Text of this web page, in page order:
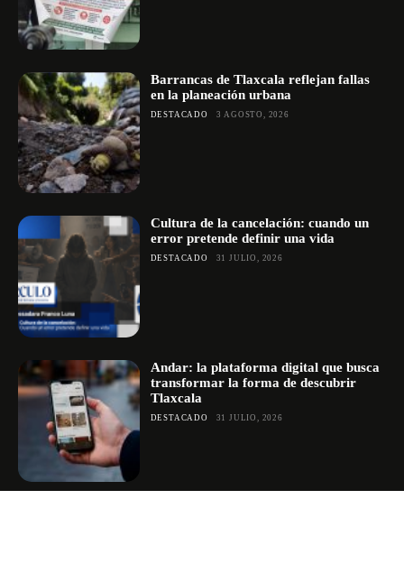
Barrancas de Tlaxcala reflejan fallas
en la planeación urbana
DESTACADO 3 AGOSTO, 2026
Cultura de la cancelación: cuando un
error pretende definir una vida
DESTACADO 31 JULIO, 2026
Andar: la plataforma digital que busca
transformar la forma de descubrir
Tlaxcala
DESTACADO 31 JULIO, 2026